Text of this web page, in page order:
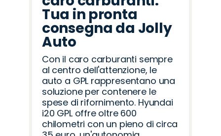
Tua in pronta
consegna da Jolly
Auto
Con il caro carburanti sempre
al centro dell'attenzione, le
auto a GPL rappresentano una
soluzione per contenere le
spese di rifornimento. Hyundai
i20 GPL offre oltre 600
chilometri con un pieno di circa